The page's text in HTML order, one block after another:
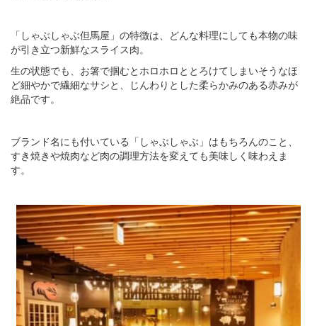
「しゃぶしゃぶ但馬屋」の特徴は、どんな料理にしても本物の味
が引き立つ新鮮なスライス肉。
生の状態でも、お箸で掴むとホロホロととろけてしまいそうなほ
ど細やかで繊細なサシと、じんわりとした柔らかみのある赤みが
絶品です。
ブランド名にも付いている「しゃぶしゃぶ」はもちろんのこと、
すき焼きや焼肉など肉の調理方法を変えても美味しく味わえま
す。